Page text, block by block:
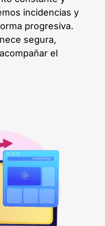
incidencias y
progresiva.
segura,
el